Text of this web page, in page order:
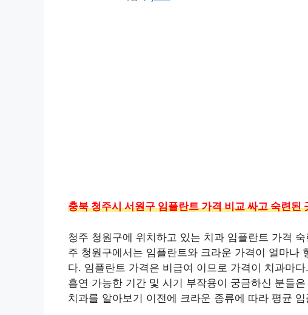
충북 청주시 서원구 임플란트 가격 비교 싸고 숙련
청주 청원구에 위치하고 있는 치과 임플란트 가격
주 청원구에서는 임플란트와 크라운 가격이 얼마나
다. 임플란트 가격은 비급여 이므로 가격이 치과마
흡연 가능한 기간 및 시기 부작용이 궁금하신 분들
치과를 알아보기 이전에 크라운 종류에 따라 평균